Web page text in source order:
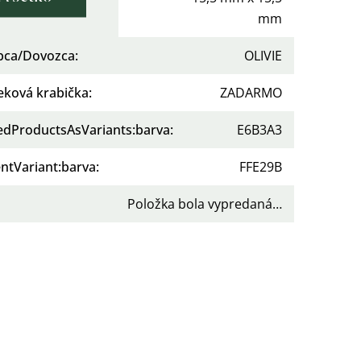
mm
Dovozca: OLIVIE
krabička: ZADARMO
: E6B3A3
: FFE29B
Položka bola vypredaná…